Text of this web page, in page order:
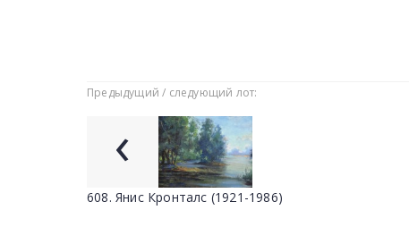
Предыдущий / следующий лот:
‹
608. Янис Кронталс (1921-1986)